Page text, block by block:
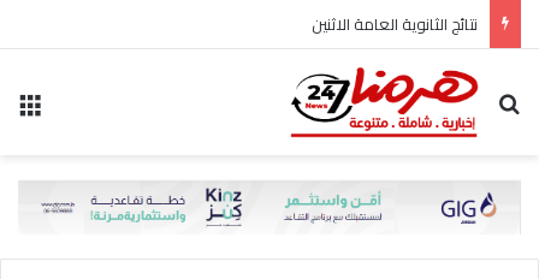
نتائج الثانوية العامة الاثنين
بحث عن